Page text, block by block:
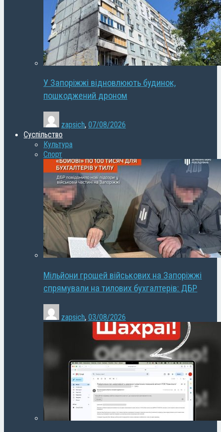
У Запоріжжі відновлюють будинок,
пошкоджений дроном
zapsich, 07/08/2026
Суспільство
Культура
Спорт
Мільйони грошей військових на Запоріжжі
спрямували на тилових бухгалтерів: ДБР
zapsich, 03/08/2026